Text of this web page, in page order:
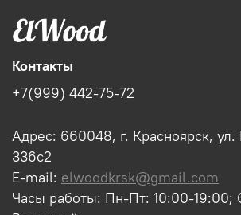
Контакты
+7(999) 442-75-72
Адрес: 660048, г. Красноярск, ул.
336с2
E-mail: elwoodkrsk@gmail.com
Часы работы: Пн-Пт: 10:00-19:00;